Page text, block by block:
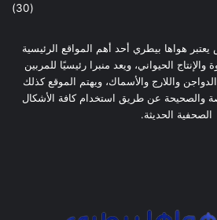
(30)
هواها بيطري أحد أهم المواقع الرئيسية
الحيواني، ويعد منبرا رئيسيًا للمربين
واللارج والأسماك، ويهتم الموقع كذلك
والصحيحة عن طريق استخدام كافة الأشكال
الصحفية الحديثة.